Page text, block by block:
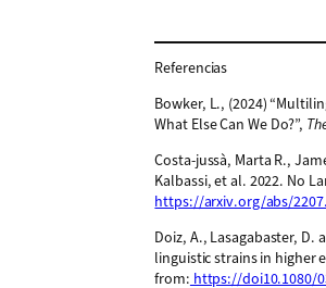
Referencias
Bowker, L., (2024)
What Else Can We Do?”,
Costa-jussà, Marta R.,
Kalbassi, et al. 2022. No
https://arxiv.org/abs/
Doiz, A., Lasagabaster,
linguistic strains in higher
from:https://doi10.1080/